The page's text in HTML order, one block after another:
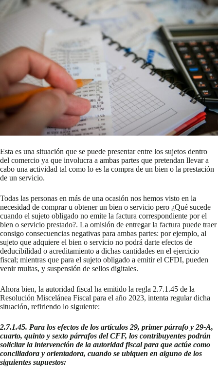
Esta es una situación que se puede presentar entre los sujetos dentro
del comercio ya que involucra a ambas partes que pretendan llevar a
cabo una actividad tal como lo es la compra de un bien o la prestación
de un servicio.
Todas las personas en más de una ocasión nos hemos visto en la
necesidad de comprar u obtener un bien o servicio pero ¿Qué sucede
cuando el sujeto obligado no emite la factura correspondiente por el
bien o servicio prestado?. La omisión de entregar la factura puede traer
consigo consecuencias negativas para ambas partes: por ejemplo, al
sujeto que adquiere el bien o servicio no podrá darte efectos de
deducibilidad o acreditamiento a dichas cantidades en el ejercicio
fiscal; mientras que para el sujeto obligado a emitir el CFDI, pueden
venir multas, y suspensión de sellos digitales.
Ahora bien, la autoridad fiscal ha emitido la regla 2.7.1.45 de la
Resolución Miscelánea Fiscal para el año 2023, intenta regular dicha
situación, refiriendo lo siguiente:
2.7.1.45. Para los efectos de los artículos 29, primer párrafo y 29-A,
cuarto, quinto y sexto párrafos del CFF, los contribuyentes podrán
solicitar la intervención de la autoridad fiscal para que actúe como
conciliadora y orientadora, cuando se ubiquen en alguno de los
siguientes supuestos: